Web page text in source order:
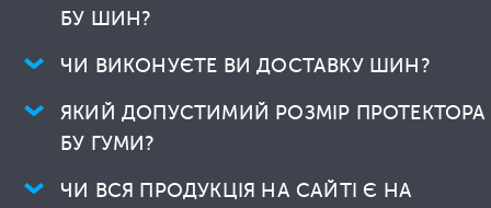
БУ ШИН?
ЧИ ВИКОНУЄТЕ ВИ ДОСТАВКУ ШИН?
ЯКИЙ ДОПУСТИМИЙ РОЗМІР ПРОТЕКТОРА
БУ ГУМИ?
ЧИ ВСЯ ПРОДУКЦІЯ НА САЙТІ Є НА